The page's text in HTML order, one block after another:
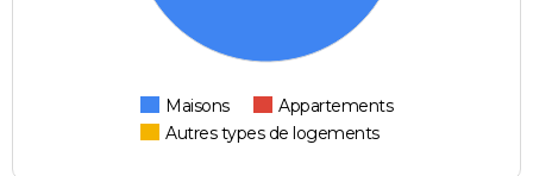
Maisons
Appartements
Autres types de logements